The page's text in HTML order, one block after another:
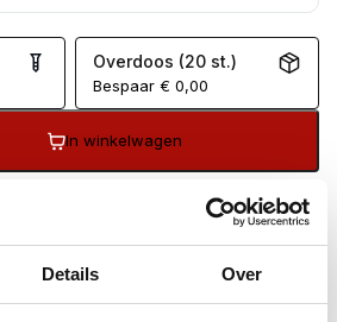
Details Over
Overdoos (20 st.)
Bespaar€ 0,00
In winkelwagen
€99
/10